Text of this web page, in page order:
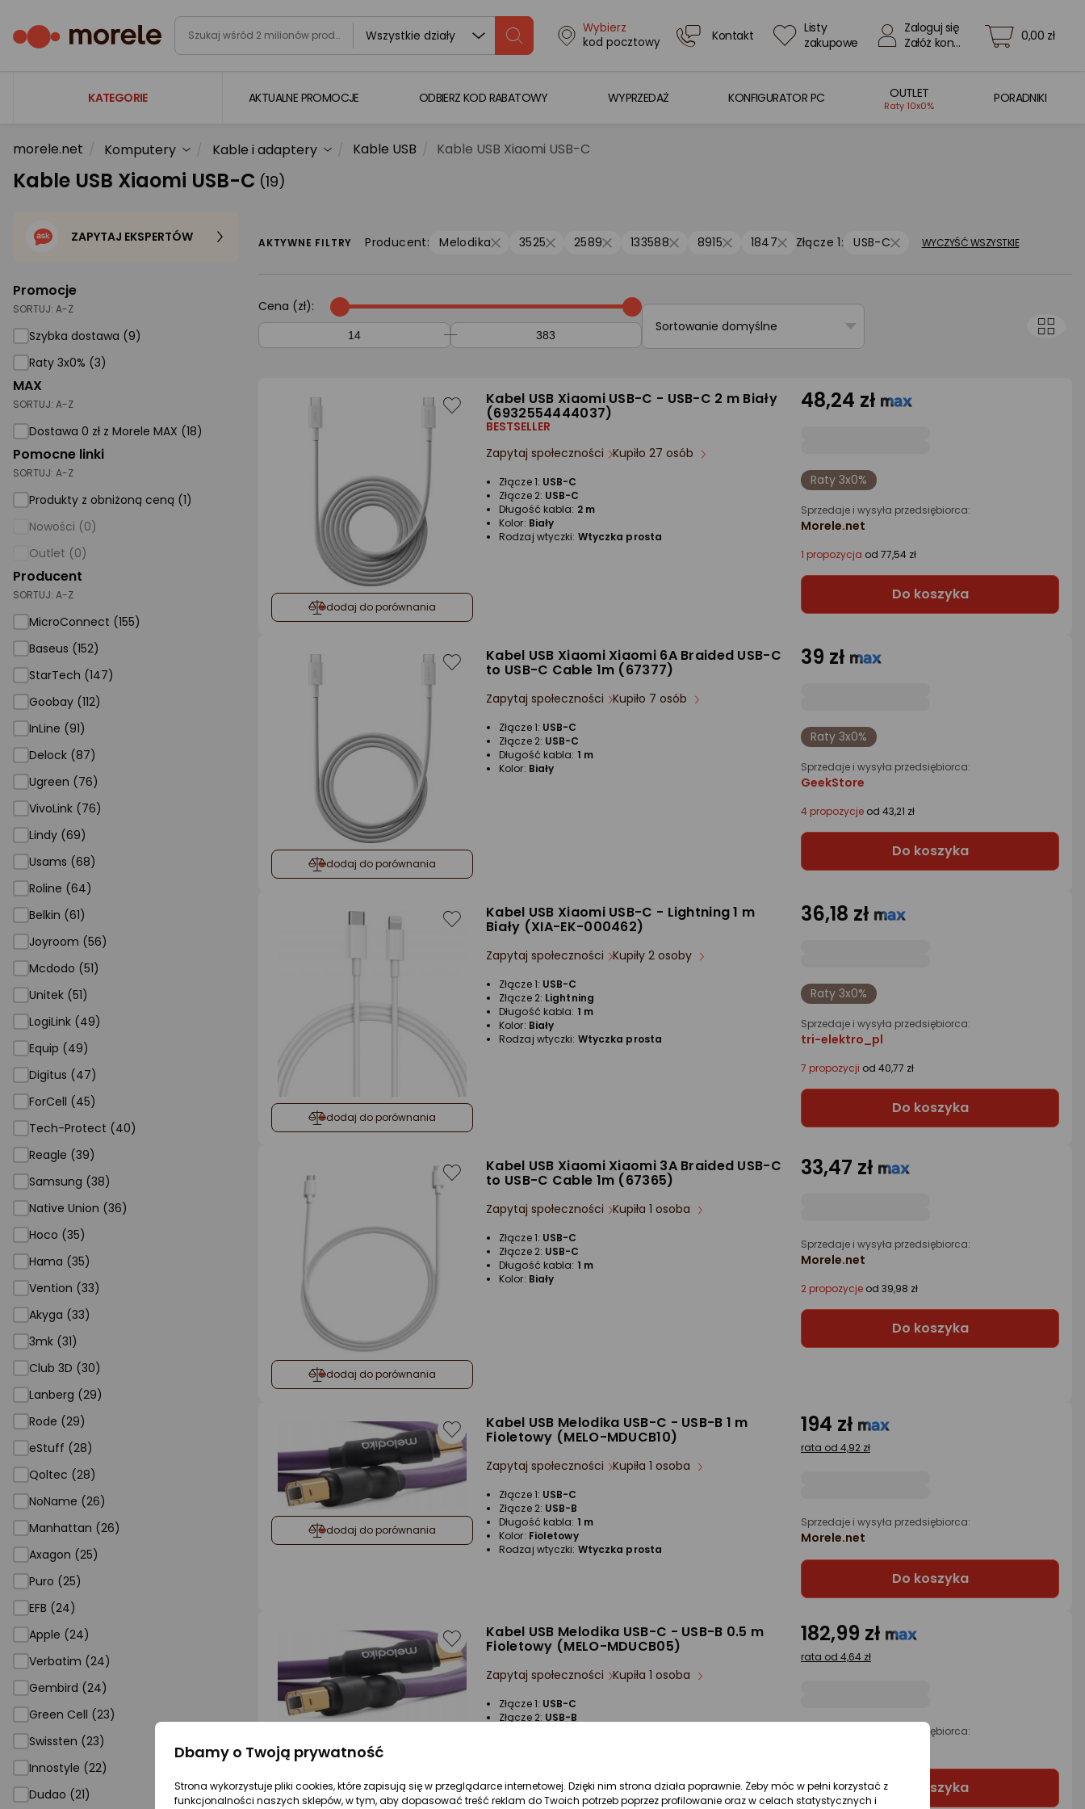
Wszystkie działy
Wybierz
kod pocztowy
Kontakt
Listy
zakupowe
Zaloguj się
Załóż konto
0,00 zł
KATEGORIE
Laptopy
Komputery
Gaming
Telewizory i audio
Foto i kamery
AGD duże
AGD małe
Biuro i firma
Sport i turystyka
Zabawki i dziecko
Supermarket
Strefa marek
AKTUALNE PROMOCJE ODBIERZ KOD RABATOWY WYPRZEDAŻ KONFIGURATOR PC OUTLET
Raty 10x0%
PORADNIKI
morele.net Komputery Kable i adaptery Kable USB Kable USB Xiaomi USB-C
Kable USB Xiaomi USB-C (19)
Promocje
SORTUJ: A-Z
Szybka dostawa (9)
Raty 3x0% (3)
MAX
SORTUJ: A-Z
Dostawa 0 zł z Morele MAX (18)
Pomocne linki
SORTUJ: A-Z
Produkty z obniżoną ceną (1)
Nowości (0)
Outlet (0)
Producent
SORTUJ: A-Z
MicroConnect (155)
Baseus (152)
StarTech (147)
Goobay (112)
InLine (91)
Delock (87)
Ugreen (76)
VivoLink (76)
Lindy (69)
Usams (68)
Roline (64)
Belkin (61)
Joyroom (56)
Mcdodo (51)
Unitek (51)
LogiLink (49)
Equip (49)
Digitus (47)
ForCell (45)
Tech-Protect (40)
Reagle (39)
Samsung (38)
Native Union (36)
Hoco (35)
Hama (35)
Vention (33)
Akyga (33)
3mk (31)
Club 3D (30)
Lanberg (29)
Rode (29)
eStuff (28)
Qoltec (28)
NoName (26)
Manhattan (26)
Axagon (25)
Puro (25)
EFB (24)
Apple (24)
Verbatim (24)
Gembird (24)
Green Cell (23)
Swissten (23)
Innostyle (22)
Dudao (21)
ZAPYTAJ EKSPERTÓW AKTYWNE FILTRY Producent: Melodika 3525 2589 133588 8915 1847 Złącze 1: USB-C WYCZYŚĆ WSZYSTKIE
Cena (zł):
Sortowanie domyślne
dodaj do porównania
Kabel USB Xiaomi USB-C - USB-C 2 m Biały
(6932554444037)
BESTSELLER
Zapytaj społeczności Kupiło 27 osób
Złącze 1: USB-C
Złącze 2: USB-C
Długość kabla: 2 m
Kolor: Biały
Rodzaj wtyczki: Wtyczka prosta
48,24 zł
Raty 3x0%
Sprzedaje i wysyła przedsiębiorca:
Morele.net
1 propozycja od 77,54 zł
Do koszyka
dodaj do porównania
Kabel USB Xiaomi Xiaomi 6A Braided USB-C
to USB-C Cable 1m (67377)
Zapytaj społeczności Kupiło 7 osób
Złącze 1: USB-C
Złącze 2: USB-C
Długość kabla: 1 m
Kolor: Biały
39 zł
Raty 3x0%
Sprzedaje i wysyła przedsiębiorca:
GeekStore
4 propozycje od 43,21 zł
Do koszyka
dodaj do porównania
Kabel USB Xiaomi USB-C - Lightning 1 m
Biały (XIA-EK-000462)
Zapytaj społeczności Kupiły 2 osoby
Złącze 1: USB-C
Złącze 2: Lightning
Długość kabla: 1 m
Kolor: Biały
Rodzaj wtyczki: Wtyczka prosta
36,18 zł
Raty 3x0%
Sprzedaje i wysyła przedsiębiorca:
tri-elektro_pl
7 propozycji od 40,77 zł
Do koszyka
dodaj do porównania
Kabel USB Xiaomi Xiaomi 3A Braided USB-C
to USB-C Cable 1m (67365)
Zapytaj społeczności Kupiła 1 osoba
Złącze 1: USB-C
Złącze 2: USB-C
Długość kabla: 1 m
Kolor: Biały
33,47 zł
Sprzedaje i wysyła przedsiębiorca:
Morele.net
2 propozycje od 39,98 zł
Do koszyka
dodaj do porównania
Kabel USB Melodika USB-C - USB-B 1 m
Fioletowy (MELO-MDUCB10)
Zapytaj społeczności Kupiła 1 osoba
Złącze 1: USB-C
Złącze 2: USB-B
Długość kabla: 1 m
Kolor: Fioletowy
Rodzaj wtyczki: Wtyczka prosta
194 zł
rata od 4,92 zł
Sprzedaje i wysyła przedsiębiorca:
Morele.net
Do koszyka
Kabel USB Melodika USB-C - USB-B 0.5 m
Fioletowy (MELO-MDUCB05)
Zapytaj społeczności Kupiła 1 osoba
Złącze 1: USB-C
Złącze 2: USB-B
182,99 zł
rata od 4,64 zł
Sprzedaje i wysyła przedsiębiorca:
Do koszyka
Dbamy o Twoją prywatność
Strona wykorzystuje pliki cookies, które zapisują się w przeglądarce internetowej. Dzięki nim strona działa poprawnie. Żeby móc w pełni korzystać z
funkcjonalności naszych sklepów, w tym, aby dopasować treść reklam do Twoich potrzeb poprzez profilowanie oraz w celach statystycznych i